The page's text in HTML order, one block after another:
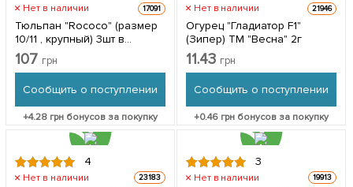
Нет в наличии 17091
Тюльпан "Rococo" (размер
10/11 , крупный) 3шт в
упаковке
107 грн
Сообщить о поступлении
+4.28 грн бонусов за покупку
Нет в наличии 21946
Огурец "Гладиатор F1"
(Зипер) ТМ "Весна" 2г
11.43 грн
Сообщить о поступлении
+0.46 грн бонусов за покупку
4
Нет в наличии 23183
3
Нет в наличии 19913